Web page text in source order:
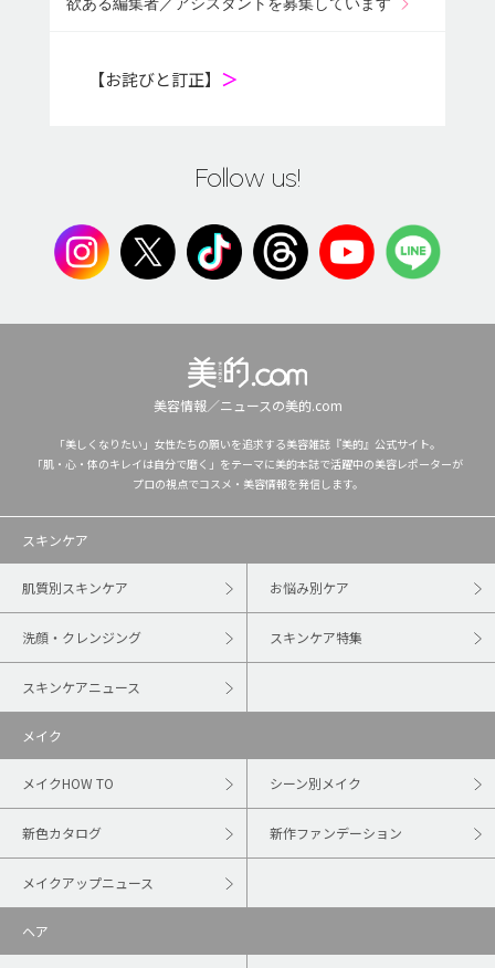
欲ある編集者／アシスタントを募集しています
【お詫びと訂正】 ＞
Follow us!
美容情報／ニュースの美的.com
「美しくなりたい」女性たちの願いを追求する美容雑誌『美的』公式サイト。
「肌・心・体のキレイは自分で磨く」をテーマに美的本誌で活躍中の美容レポーターが
プロの視点でコスメ・美容情報を発信します。
スキンケア
肌質別スキンケア お悩み別ケア
洗顔・クレンジング スキンケア特集
スキンケアニュース
メイク
メイクHOW TO シーン別メイク
新色カタログ 新作ファンデーション
メイクアップニュース
ヘア